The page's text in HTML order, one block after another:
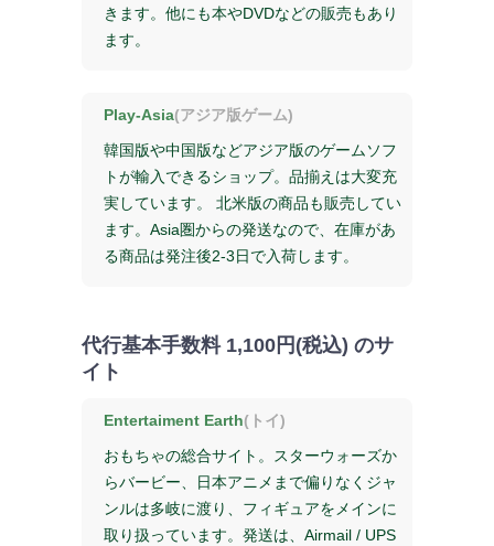
きます。他にも本やDVDなどの販売もあり
ます。
Play-Asia(アジア版ゲーム)
韓国版や中国版などアジア版のゲームソフ
トが輸入できるショップ。品揃えは大変充
実しています。 北米版の商品も販売してい
ます。Asia圏からの発送なので、在庫があ
る商品は発注後2-3日で入荷します。
代行基本手数料 1,100円(税込) のサ
イト
Entertaiment Earth(トイ)
おもちゃの総合サイト。スターウォーズか
らバービー、日本アニメまで偏りなくジャ
ンルは多岐に渡り、フィギュアをメインに
取り扱っています。発送は、Airmail / UPS